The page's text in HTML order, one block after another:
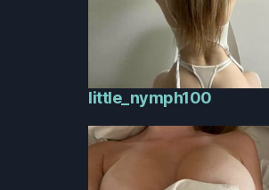
little_nymph100